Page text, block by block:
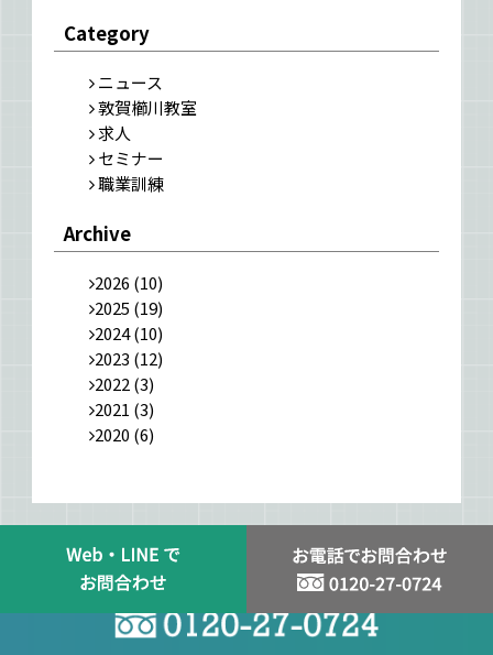
Category
ニュース
敦賀櫛川教室
求人
セミナー
職業訓練
Archive
2026 (10)
2025 (19)
2024(10)
2023 (12)
2022(3)
2021 (3)
2020 (6)
スタッフ登録はお問い合わせから